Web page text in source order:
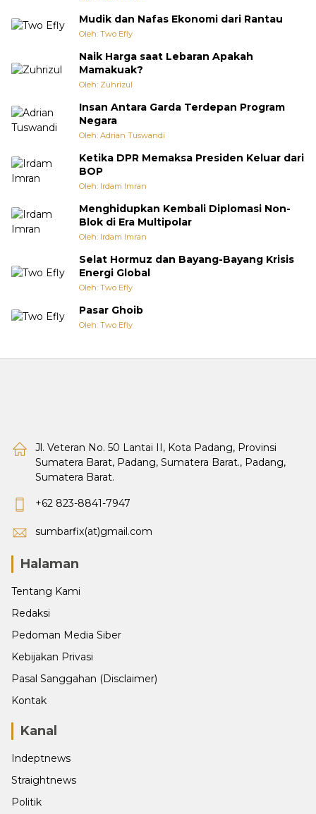
Mudik dan Nafas Ekonomi dari Rantau
Oleh: Two Efly
Naik Harga saat Lebaran Apakah
Mamakuak?
Oleh: Zuhrizul
Insan Antara Garda Terdepan Program
Negara
Oleh: Adrian Tuswandi
Ketika DPR Memaksa Presiden Keluar dari
BOP
Oleh: Irdam Imran
Menghidupkan Kembali Diplomasi Non-
Blok di Era Multipolar
Oleh: Irdam Imran
Selat Hormuz dan Bayang-Bayang Krisis
Energi Global
Oleh: Two Efly
Pasar Ghoib
Oleh: Two Efly
Jl. Veteran No. 50 Lantai II, Kota Padang, Provinsi
Sumatera Barat, Padang, Sumatera Barat., Padang,
Sumatera Barat.
+62 823-8841-7947
sumbarfix(at)gmail.com
Halaman
Tentang Kami
Redaksi
Pedoman Media Siber
Kebijakan Privasi
Pasal Sanggahan (Disclaimer)
Kontak
Kanal
Indeptnews
Straightnews
Politik